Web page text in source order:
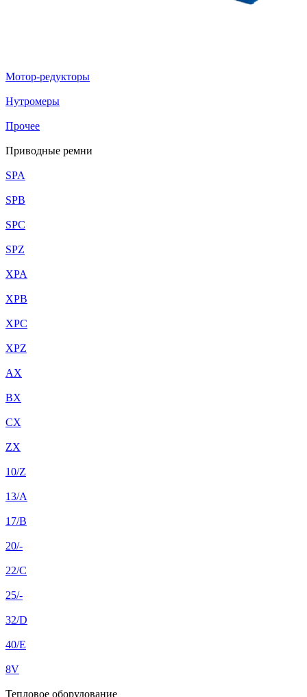
Мотор-редукторы
Нутромеры
Прочее
Приводные ремни
SPA
SPB
SPC
SPZ
XPA
XPB
XPC
XPZ
AX
BX
CX
ZX
10/Z
13/A
17/B
20/-
22/C
25/-
32/D
40/E
8V
Тепловое оборудование